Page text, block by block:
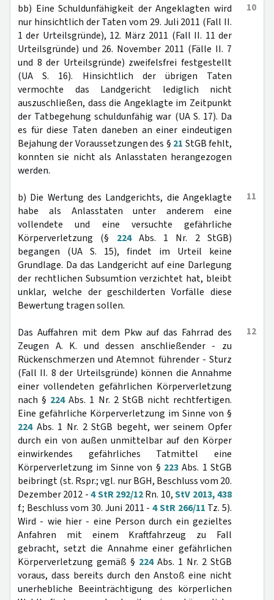
10
bb) Eine Schuldunfähigkeit der Angeklagten wird
nur hinsichtlich der Taten vom 29. Juli 2011 (Fall II.
1 der Urteilsgründe), 12. März 2011 (Fall II. 11 der
Urteilsgründe) und 26. November 2011 (Fälle II. 7
und 8 der Urteilsgründe) zweifelsfrei festgestellt
(UA S. 16). Hinsichtlich der übrigen Taten
vermochte das Landgericht lediglich nicht
auszuschließen, dass die Angeklagte im Zeitpunkt
der Tatbegehung schuldunfähig war (UA S. 17). Da
es für diese Taten daneben an einer eindeutigen
Bejahung der Voraussetzungen des § 21 StGB fehlt,
konnten sie nicht als Anlasstaten herangezogen
werden.
11
b) Die Wertung des Landgerichts, die Angeklagte
habe als Anlasstaten unter anderem eine
vollendete und eine versuchte gefährliche
Körperverletzung (§ 224Abs. 1 Nr. 2 StGB)
begangen (UA S. 15), findet im Urteil keine
Grundlage. Da das Landgericht auf eine Darlegung
der rechtlichen Subsumtion verzichtet hat, bleibt
unklar, welche der geschilderten Vorfälle diese
Bewertung tragen sollen.
12
Das Auffahren mit dem Pkw auf das Fahrrad des
Zeugen A. K. und dessen anschließender - zu
Rückenschmerzen und Atemnot führender - Sturz
(Fall II. 8 der Urteilsgründe) können die Annahme
einer vollendeten gefährlichen Körperverletzung
nach § 224Abs. 1 Nr. 2 StGB nicht rechtfertigen.
Eine gefährliche Körperverletzung im Sinne von §
224Abs. 1 Nr. 2 StGB begeht, wer seinem Opfer
durch ein von außen unmittelbar auf den Körper
einwirkendes gefährliches Tatmittel eine
Körperverletzung im Sinne von § 223Abs. 1 StGB
beibringt (st. Rspr.; vgl. nur BGH, Beschluss vom 20.
Dezember 2012 -4 StR 292/12Rn. 10,StV 2013, 438
f.; Beschluss vom 30. Juni 2011 -4 StR 266/11 Tz. 5).
Wird - wie hier - eine Person durch ein gezieltes
Anfahren mit einem Kraftfahrzeug zu Fall
gebracht, setzt die Annahme einer gefährlichen
Körperverletzung gemäß § 224Abs. 1 Nr. 2 StGB
voraus, dass bereits durch den Anstoß eine nicht
unerhebliche Beeinträchtigung des körperlichen